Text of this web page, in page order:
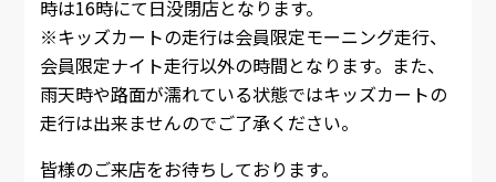
時は16時にて日没閉店となります。
※キッズカートの走行は会員限定モーニング走行、
会員限定ナイト走行以外の時間となります。また、
雨天時や路面が濡れている状態ではキッズカートの
走行は出来ませんのでご了承ください。
皆様のご来店をお待ちしております。